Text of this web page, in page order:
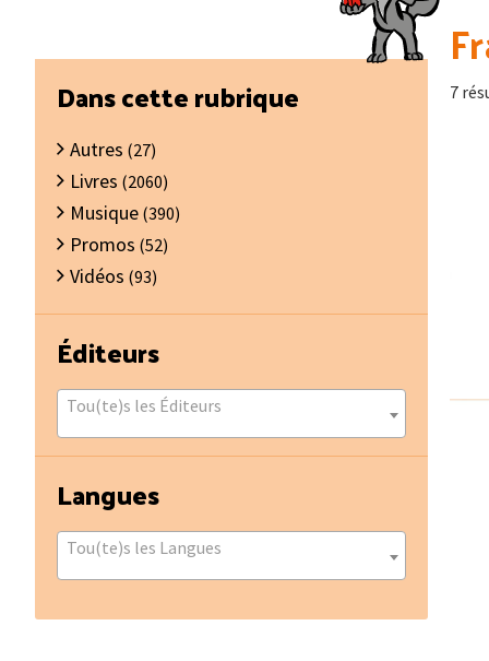
7
Barre
latérale
principale
Dans cette rubrique
Autres (27)
Livres (2060)
Musique (390)
Promos (52)
Vidéos (93)
Éditeurs
Tou(te)s les Éditeurs
Langues
Tou(te)s les Langues